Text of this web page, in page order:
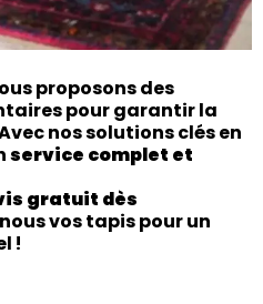
proposons des
pour garantir la
nos solutions clés en
service complet et
gratuit dès
vos tapis pour un
!